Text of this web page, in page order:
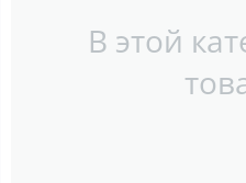
В этой